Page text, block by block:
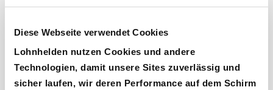
Diese Webseite verwendet Cookies
Lohnhelden nutzen Cookies und andere
Technologien, damit unsere Sites zuverlässig und
sicher laufen, wir deren Performance auf dem Schirm